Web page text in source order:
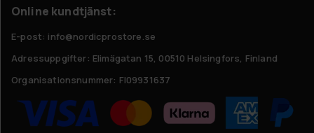
Online kundtjänst:
E-post: info@nordicprostore.se
Adressuppgifter: Elimägatan 15, 00510 Helsingfors, Finland
Organisationsnummer: FI09931637